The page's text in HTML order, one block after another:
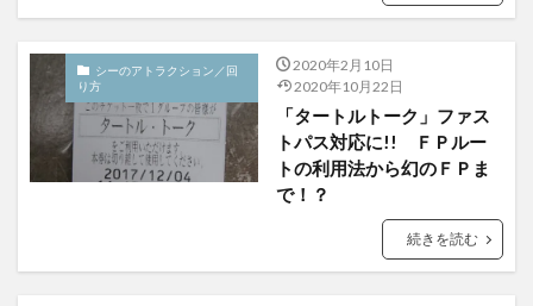
シーのアトラクション／回
り方
2020年2月10日
2020年10月22日
「タートルトーク」ファス
トパス対応に!! ＦＰルー
トの利用法から幻のＦＰま
で！？
続きを読む